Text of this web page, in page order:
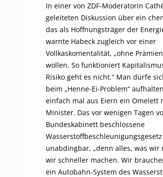
In einer von ZDF-Moderatorin
geleiteten Diskussion über ein
das als Hoffnungsträger der
warnte Habeck zugleich vor einer
Vollkaskomentalität, „ohne
wollen. So funktioniert
Risiko geht es nicht.“ Man dürfe
beim „Henne-Ei-Problem“
einfach mal aus Eiern ein Omelett
Minister. Das vor wenigen Tagen
Bundeskabinett beschlossene
unabdingbar, „denn alles, was wir
wir schneller machen. Wir
ein Autobahn-System des